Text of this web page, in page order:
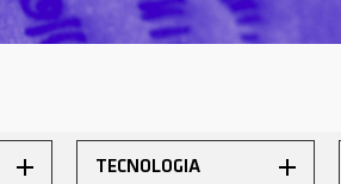
TECNOLOGIA